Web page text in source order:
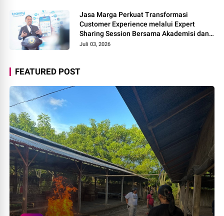
Jasa Marga Perkuat Transformasi
Customer Experience melalui Expert
Sharing Session Bersama Akademisi dan
Praktisi
Juli 03, 2026
FEATURED POST